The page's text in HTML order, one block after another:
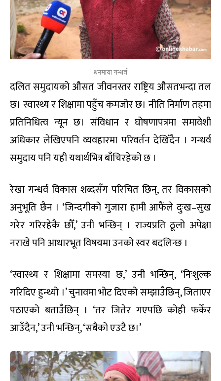
धनमाया गन्धर्व
दलित समुदायको औसत जीवनस्तर राष्ट्रिय औसतभन्दा तल
छ। स्वास्थ्य र शिक्षामा पहुँच कमजोर छ। नीति निर्माण तहमा
प्रतिनिधित्व न्यून छ। संविधान र घोषणापत्रमा समावेशी
अधिकार लेखिएपनि व्यवहारमा परिवर्तन देखिँदैन । गन्धर्व
समुदाय पनि यही यथार्थभित्र बाँचिरहेको छ ।
रेखा गन्धर्व विकास शब्दसँग परिचित छिन्, तर विकासको
अनुभूति छैन । ‘जिन्दगीको गुजारा हामी आफैंले दुःख–सुख
गरेर गरिरहेकै छौँ,’ उनी भन्छिन् । राज्यप्रति ठूलो अपेक्षा
नराखे पनि आधारभूत विषयमा उनको स्वर बदलिन्छ ।
‘स्वास्थ्य र शिक्षामा समस्या छ,’ उनी भन्छिन्, ‘निःशुल्क
गरिदिए हुन्थ्यो ।’ चुनावमा भोट दिएको सम्झाउँछिन्, जिताएर
पठाएको बताउँछिन् । ‘तर जितेर गएपछि कोही फर्केर
आउँदैन,’ उनी भन्छिन्, ‘सबैको एउटै छ।’